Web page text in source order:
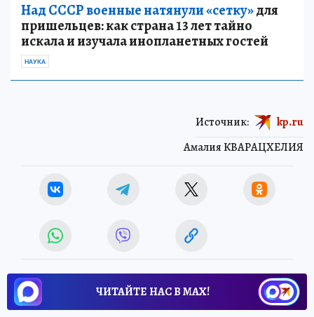
Над СССР военные натянули «сетку»для
пришельцев: как страна 13 лет тайно
искала и изучала инопланетных гостей
НАУКА
Амалия КВАРАЦХЕЛИЯ
Источник: kp.ru
ЧИТАЙТЕ НАС В МАХ!